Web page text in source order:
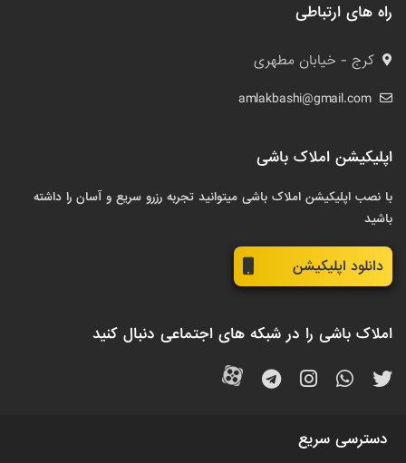
راه های ارتباطی
کرج - خیابان مطهری
amlakbashi@gmail.com
اپلیکیشن املاک باشی
با نصب اپلیکیشن املاک باشی میتوانید تجربه رزرو سریع و آسان را داشته
باشید
دانلود اپلیکیشن
املاک باشی را در شبکه های اجتماعی دنبال کنید
دسترسی سریع